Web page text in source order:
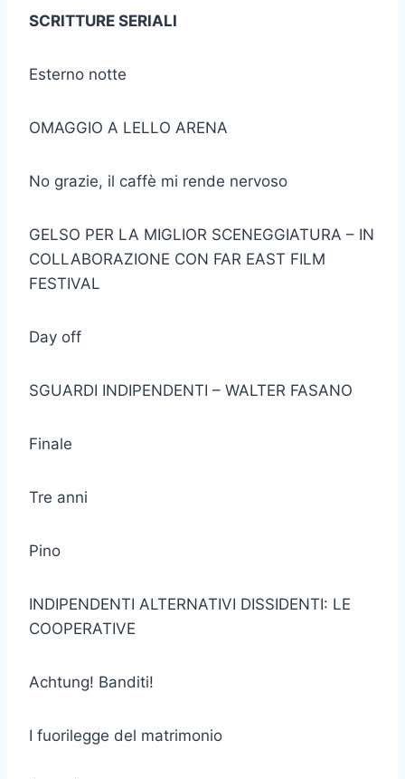
SCRITTURE SERIALI
Esterno notte
OMAGGIO A LELLO ARENA
No grazie, il caffè mi rende nervoso
GELSO PER LA MIGLIOR SCENEGGIATURA – IN
COLLABORAZIONE CON FAR EAST FILM
FESTIVAL
Day off
SGUARDI INDIPENDENTI – WALTER FASANO
Finale
Tre anni
Pino
INDIPENDENTI ALTERNATIVI DISSIDENTI: LE
COOPERATIVE
Achtung! Banditi!
I fuorilegge del matrimonio